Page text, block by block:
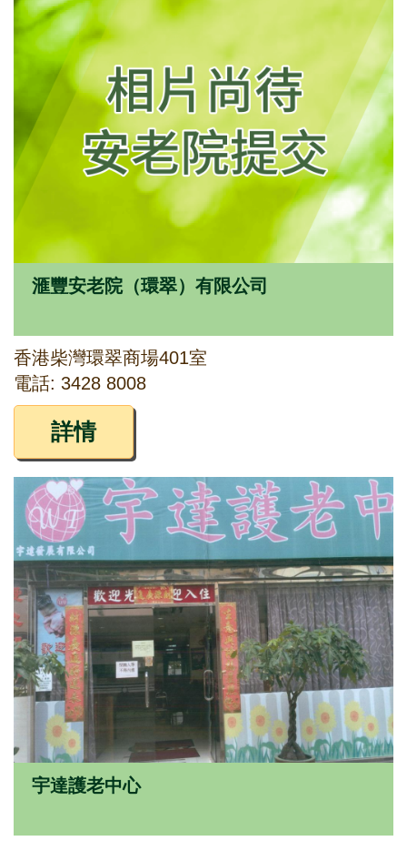
滙豐安老院（環翠）有限公司
香港柴灣環翠商場401室
電話: 3428 8008
詳情
宇達護老中心